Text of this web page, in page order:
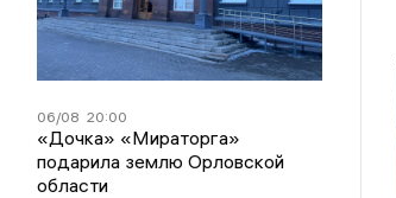
06/08 20:00
«Дочка» «Мираторга»
подарила землю Орловской
области